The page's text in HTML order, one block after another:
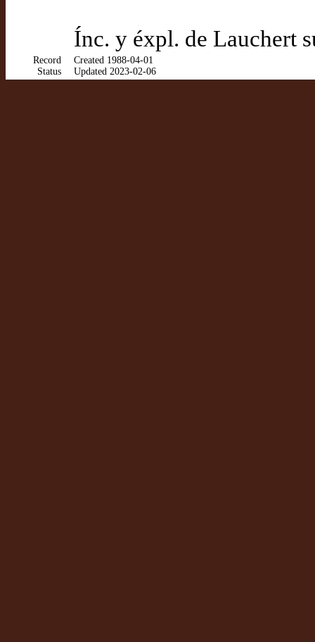
Ínc. y éxpl. de Lauchert
Record
Status
Created 1988-04-01
Updated 2023-02-06